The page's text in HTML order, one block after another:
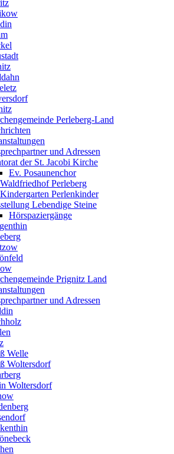
Perleberg-Land
und Adressen
der St. Jacobi Kirche
Ev. Posaunenchor
Perleberg
Perlenkinder
Lebendige Steine
Hörspaziergänge
Prignitz Land
und Adressen
Welle
Woltersdorf
Woltersdorf